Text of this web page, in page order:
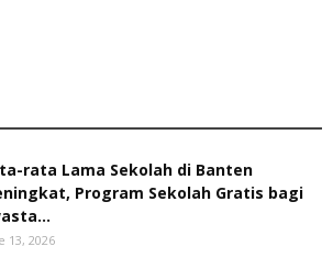
rata Lama Sekolah di Banten
‎Program Sekolah Gratis bagi
13, 2026